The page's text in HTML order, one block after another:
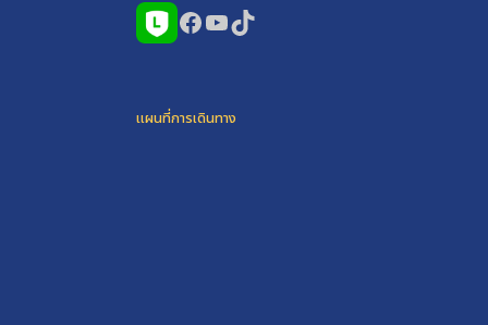
Facebook
YouTube
TikTok
แผนที่การเดินทาง